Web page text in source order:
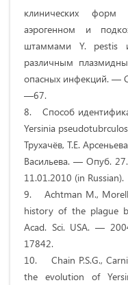
клинических форм
аэрогенном и
штаммами Y. pestis
различным
опасных инфекций. —
—67.
8. Способ
Yersinia
Трухачёв, Т.Е.
Васильева. — Опуб.
11.01.2010 (in Russian).
9. Achtman M., Morelli
history of the plague
Acad. Sci. USA. —
17842.
10. Chain P.S.G.,
the evolution of